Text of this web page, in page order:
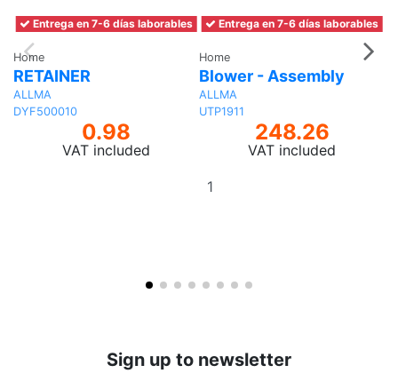
Entrega en 7-6 días laborables
Home
RETAINER
ALLMA
DYF500010
0.98
VAT included
Entrega en 7-6 días laborables
Home
Blower - Assembly
ALLMA
UTP1911
248.26
VAT included
Sign up to newsletter